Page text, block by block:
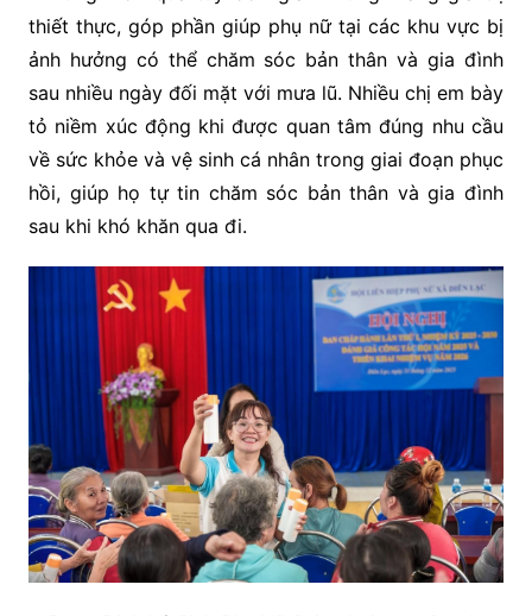
thiết thực, góp phần giúp phụ nữ tại các khu vực bị
ảnh hưởng có thể chăm sóc bản thân và gia đình
sau nhiều ngày đối mặt với mưa lũ. Nhiều chị em bày
tỏ niềm xúc động khi được quan tâm đúng nhu cầu
về sức khỏe và vệ sinh cá nhân trong giai đoạn phục
hồi, giúp họ tự tin chăm sóc bản thân và gia đình
sau khi khó khăn qua đi.